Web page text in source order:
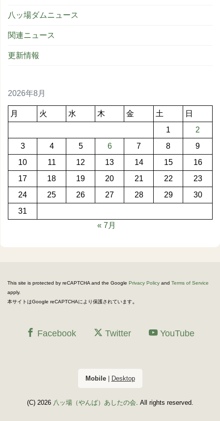
八ッ場ダムニュース
関連ニュース
更新情報
2026年8月
月 火 水 木 金 土
日
1
2
3
4 5 6 7 8
9
10
11 12 13 14 15
16
17
18 19 20 21 22
23
24
25 26 27 28 29
30
31
« 7月
This site is protected by reCAPTCHA and the Google Privacy Policy and Terms of Service
apply.
本サイトはGoogle reCAPTCHAにより保護されています。
Facebook Twitter YouTube
Mobile| Desktop
(C) 2026 八ッ場（やんば）あしたの会 . All rights reserved.